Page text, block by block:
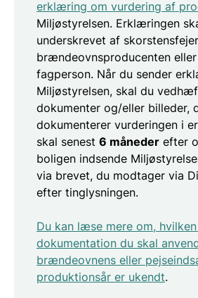
erklæring om vurdering af
Miljøstyrelsen. Erklæringen
underskrevet af
brændeovnsproducenten eller
fagperson. Når du sender
Miljøstyrelsen, skal du
dokumenter og/eller billeder,
dokumenterer vurderingen i
skal senest 6 måneder efter
boligen indsende
via brevet, du modtager via
efter tinglysningen.
Du kan læse mere om,
dokumentation du skal
brændeovnens eller
produktionsår er ukendt.